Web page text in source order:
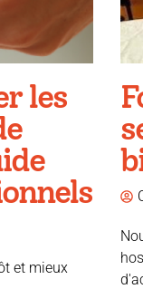
les
et mieux